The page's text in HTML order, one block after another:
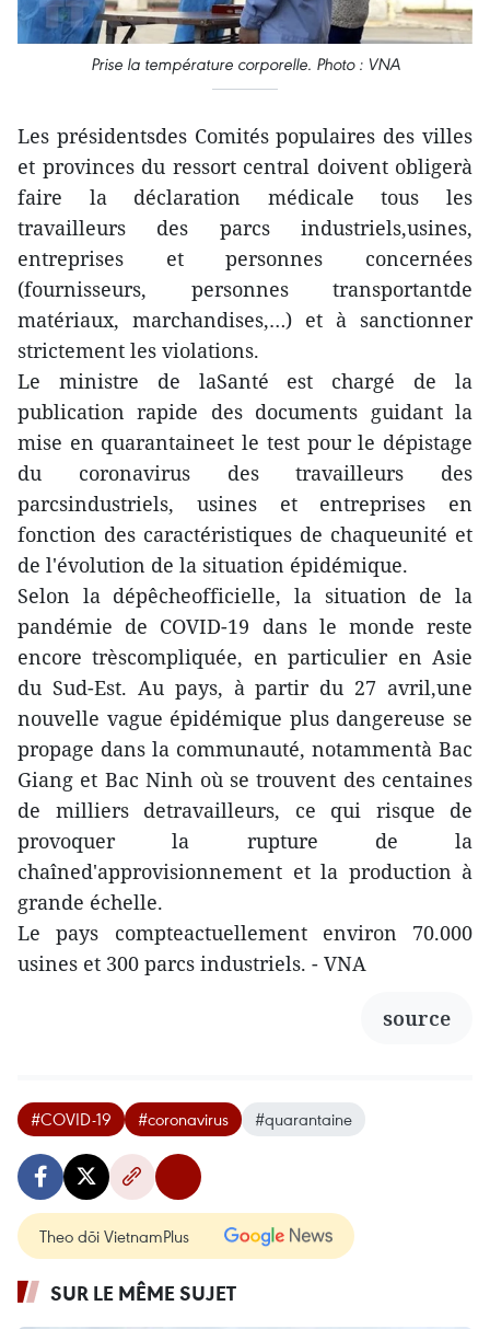
Prise la température corporelle. Photo : VNA
Les présidentsdes Comités populaires des villes
et provinces du ressort central doivent obligerà
faire la déclaration médicale tous les
travailleurs des parcs industriels,usines,
entreprises et personnes concernées
(fournisseurs, personnes transportantde
matériaux, marchandises,…) et à sanctionner
strictement les violations.
Le ministre de laSanté est chargé de la
publication rapide des documents guidant la
mise en quarantaineet le test pour le dépistage
du coronavirus des travailleurs des
parcsindustriels, usines et entreprises en
fonction des caractéristiques de chaqueunité et
de l'évolution de la situation épidémique.
Selon la dépêcheofficielle, la situation de la
pandémie de COVID-19 dans le monde reste
encore trèscompliquée, en particulier en Asie
du Sud-Est. Au pays, à partir du 27 avril,une
nouvelle vague épidémique plus dangereuse se
propage dans la communauté, notammentà Bac
Giang et Bac Ninh où se trouvent des centaines
de milliers detravailleurs, ce qui risque de
provoquer la rupture de la
chaîned'approvisionnement et la production à
grande échelle.
Le pays compteactuellement environ 70.000
usines et 300 parcs industriels. - VNA
source
#COVID-19 #coronavirus #quarantaine
Theo dõi VietnamPlus
SUR LE MÊME SUJET